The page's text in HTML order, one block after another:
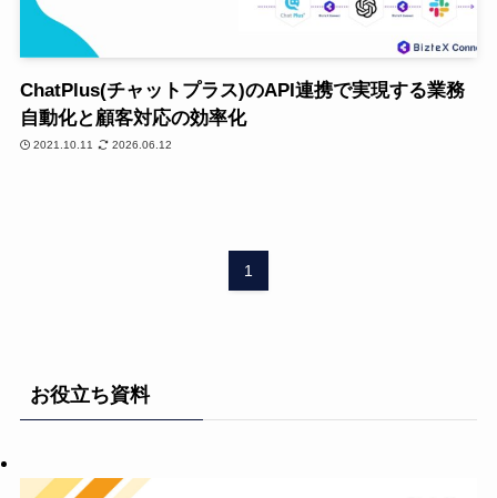
ChatPlus(チャットプラス)のAPI連携で実現する業務
自動化と顧客対応の効率化
2021.10.11 2026.06.12
1
お役立ち資料